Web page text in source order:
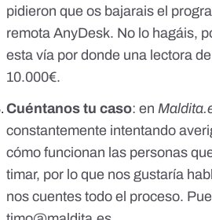
pidieron que os bajarais el
remota AnyDesk. No lo hagáis,
esta vía por donde una lectora de
10.000€.
Cuéntanos tu caso: en
constantemente intentando
cómo funcionan las personas
timar, por lo que nos gustaría
nos cuentes todo el proceso.